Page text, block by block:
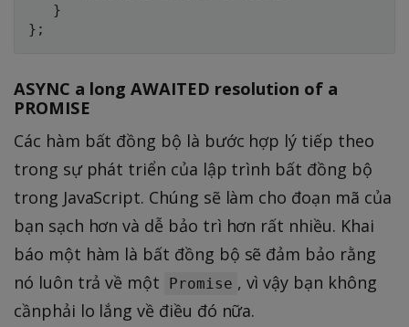
}
} ;
ASYNC a long AWAITED resolution of a
PROMISE
Các hàm bất đồng bộ là bước hợp lý tiếp theo
trong sự phát triển của lập trình bất đồng bộ
trong JavaScript. Chúng sẽ làm cho đoạn mã của
bạn sạch hơn và dễ bảo trì hơn rất nhiều. Khai
báo một hàm là bất đồng bộ sẽ đảm bảo rằng
nó luôn trả về một
Promise , vì vậy bạn không
cầnphải lo lắng về điều đó nữa.